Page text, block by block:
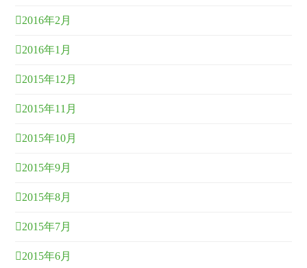
2016年2月
2016年1月
2015年12月
2015年11月
2015年10月
2015年9月
2015年8月
2015年7月
2015年6月